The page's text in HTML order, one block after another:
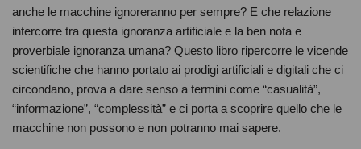
anche le macchine ignoreranno per sempre? E che relazione
intercorre tra questa ignoranza artificiale e la ben nota e
proverbiale ignoranza umana? Questo libro ripercorre le vicende
scientifiche che hanno portato ai prodigi artificiali e digitali che ci
circondano, prova a dare senso a termini come “casualità”,
“informazione”, “complessità” e ci porta a scoprire quello che le
macchine non possono e non potranno mai sapere.